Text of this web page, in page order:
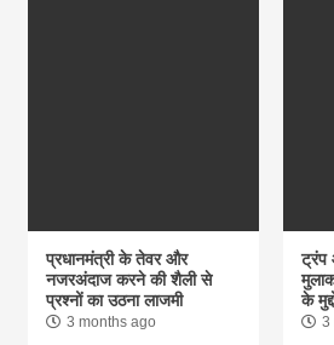
प्रधानमंत्री के तेवर और
नजरअंदाज करने की शैली से
प्रश्नों का उठना लाजमी
3 months ago
ट्रंप
के
3